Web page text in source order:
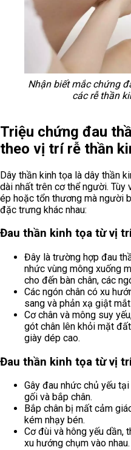
Nhận biết mắc chứng
các rễ thần
Triệu chứng đau
theo vị trí rễ thần
Dây thần kinh tọa là dây thần
dài nhất trên cơ thể người.
ép hoặc tổn thương mà người
đặc trưng khác nhau:
Đau thần kinh tọa từ vị
Đây là trường hợp đau
nhức vùng mông xuống
cho đến bàn chân, các
Các ngón chân có xu
sang và phản xạ giật
Cơ chân và mông suy
gót chân lên khỏi mặt
giày dép cao.
Đau thần kinh tọa từ vị
Gây đau nhức chủ yếu
gối và bắp chân.
Bắp chân bị mất cảm
kém nhạy bén.
Cơ đùi và hông yếu dần,
xu hướng chụm vào nhau.